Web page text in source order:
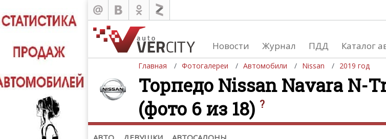
Новости Журнал ПДД Каталог
Главная Фотогалереи Автомобили Nissan 2019 год
Торпедо Nissan Navara N-
(фото 6 из 18) ?
Автомобили
Последние добавления
Список марок
(+1102)
Девушки
Девушки и автомобили
Девушки и мото
Список